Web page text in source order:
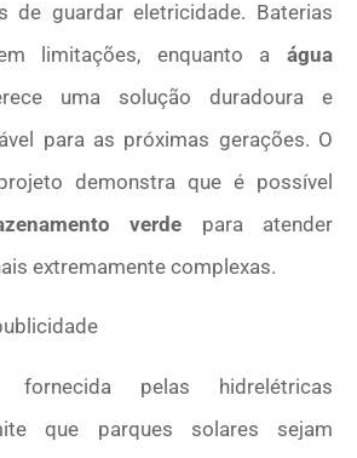
de guardar eletricidade. Baterias
limitações, enquanto a água
uma solução duradoura e
para as próximas gerações. O
demonstra que é possível
verde para atender
extremamente complexas.
fornecida pelas hidrelétricas
que parques solares sejam